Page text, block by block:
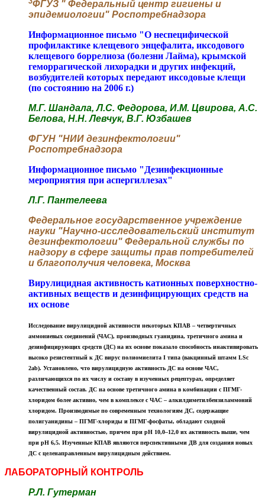
ФГУЗ " Федеральный центр гигиены и
эпидемиологии" Роспотребнадзора
Информационное письмо "О неспецифической
профилактике клещевого энцефалита, иксодового
клещевого боррелиоза (болезни Лайма), крымской
геморрагической лихорадки и других инфекций,
возбудителей которых передают иксодовые клещи
(по состоянию на 2006 г.)
М.Г. Шандала, Л.С. Федорова, И.М. Цвирова, А.С.
Белова, Н.Н. Левчук, В.Г. Юзбашев
ФГУН "НИИ дезинфектологии"
Роспотребнадзора
Информационное письмо "Дезинфекционные
мероприятия при аспергиллезах"
Л.Г. Пантелеева
Федеральное государственное учреждение
науки "Научно-исследовательский институт
дезинфектологии" Федеральной службы по
надзору в сфере защиты прав потребителей
и благополучия человека, Москва
Вирулицидная активность катионных поверхностно-
активных веществ и дезинфицирующих средств на
их основе
Исследование вирулицидной активности некоторых КПАВ – четвертичных
аммониевых соединений (ЧАС), производных гуанидина, третичного амина и
дезинфицирующих средств (ДС) на их основе показало способность инактивировать
высоко резистентный к ДС вирус полиомиелита I типа (вакцинный штамм LSc
2ab). Установлено, что вирулицидную активность ДС на основе ЧАС,
различающихся по их числу и составу в изученных рецептурах, определяет
качественный состав. ДС на основе третичного амина в комбинации с ПГМГ-
хлоридом более активно, чем в комплексе с ЧАС – алкилдиметилбензиламмоний
хлоридом. Производимые по современным технологиям ДС, содержащие
полигуанидины – ПГМГ-хлориды и ПГМГ-фосфаты, обладают сходной
вирулицидной активностью, причем при рН 10,0–12,0 их активность выше, чем
при рН 6,5. Изученные КПАВ являются перспективными ДВ для создания новых
ДС с целенаправленным вирулицидным действием.
ЛАБОРАТОРНЫЙ КОНТРОЛЬ
Р.Л. Гутерман